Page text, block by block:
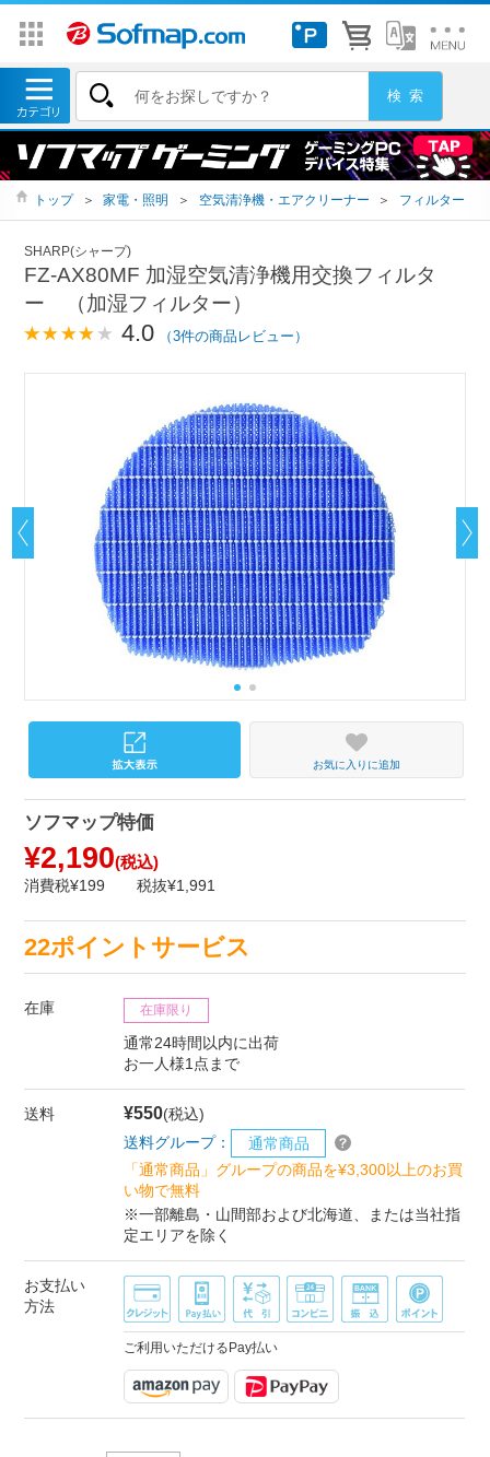
トップ ＞ 家電・照明 ＞ 空気清浄機・エアクリーナー ＞ フィルター
SHARP(シャープ)
FZ-AX80MF 加湿空気清浄機用交換フィルタ
ー （加湿フィルター）
4.0 （3件の商品レビュー）
お気に入りに追加
ソフマップ特価
¥2,190(税込)
消費税¥199 税抜¥1,991
22ポイントサービス
在庫 在庫限り
通常24時間以内に出荷
お一人様1点まで
送料 ¥550(税込)
送料グループ：
通常商品
「通常商品」グループの商品を¥3,300以上のお買
い物で無料
※一部離島・山間部および北海道、または当社指
定エリアを除く
お支払い
方法
ご利用いただけるPay払い